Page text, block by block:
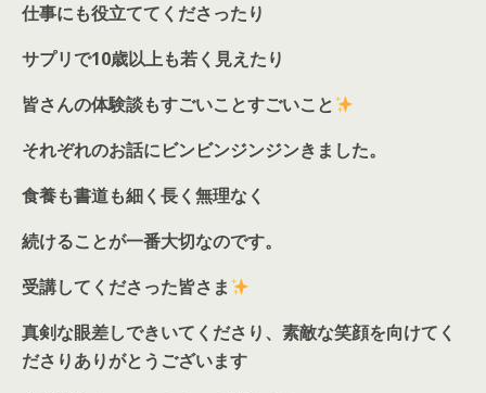
仕事にも役立ててくださったり
サプリで10歳以上も若く見えたり
皆さんの体験談もすごいことすごいこと
それぞれのお話にビンビンジンジンきました。
食養も書道も細く長く無理なく
続けることが一番大切なのです。
受講してくださった皆さま
真剣な眼差しできいてくださり、素敵な笑顔を向けてく
ださりありがとうございます